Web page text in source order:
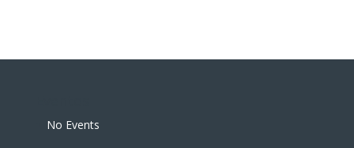
No Events